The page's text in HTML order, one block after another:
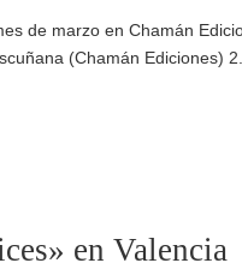
de marzo en Chamán
(Chamán Ediciones)
en Valencia